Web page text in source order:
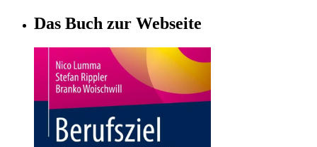
Das Buch zur Webseite